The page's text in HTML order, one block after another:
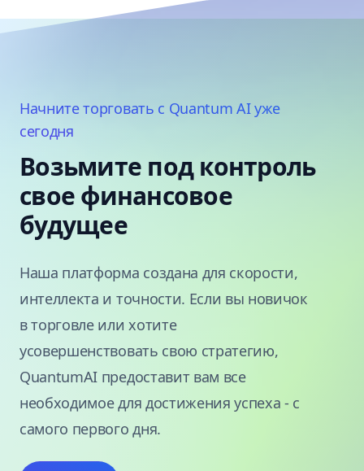
Начните торговать с Quantum AI уже
сегодня
Возьмите под контроль
свое финансовое
будущее
Наша платформа создана для скорости,
интеллекта и точности. Если вы новичок
в торговле или хотите
усовершенствовать свою стратегию,
QuantumAI предоставит вам все
необходимое для достижения успеха - с
самого первого дня.